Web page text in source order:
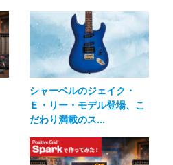
シャーベルのジェイク・
Ｅ・リー・モデル登場、こ
だわり満載のス...